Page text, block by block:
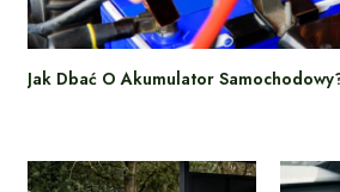
Jak Dbać O Akumulator